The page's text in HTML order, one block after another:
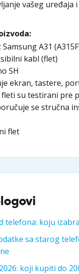
vašeg uređaja
: Samsung A31
kabl (flet)
SH
ekran, tastere,
fleti su testirani pre
se stručna
flet
telefona: koju
sa starog
koji kupiti do